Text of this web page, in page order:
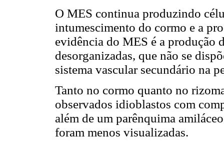
O MES continua produzindo
intumescimento do cormo e a
evidência do MES é a produção
desorganizadas, que não se
sistema vascular secundário na
Tanto no cormo quanto no
observados idioblastos com
além de um parênquima
foram menos visualizadas.